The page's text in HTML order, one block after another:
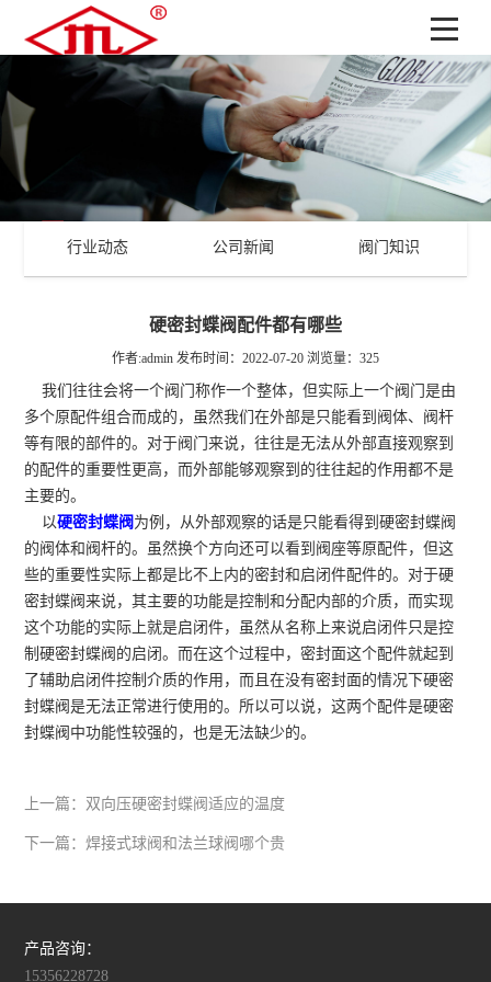
行业动态 公司新闻 阀门知识
硬密封蝶阀配件都有哪些
作者:admin 发布时间：2022-07-20 浏览量：325
我们往往会将一个阀门称作一个整体，但实际上一个阀门是由
多个原配件组合而成的，虽然我们在外部是只能看到阀体、阀杆
等有限的部件的。对于阀门来说，往往是无法从外部直接观察到
的配件的重要性更高，而外部能够观察到的往往起的作用都不是
主要的。
以硬密封蝶阀 为例，从外部观察的话是只能看得到硬密封蝶阀
的阀体和阀杆的。虽然换个方向还可以看到阀座等原配件，但这
些的重要性实际上都是比不上内的密封和启闭件配件的。对于硬
密封蝶阀来说，其主要的功能是控制和分配内部的介质，而实现
这个功能的实际上就是启闭件，虽然从名称上来说启闭件只是控
制硬密封蝶阀的启闭。而在这个过程中，密封面这个配件就起到
了辅助启闭件控制介质的作用，而且在没有密封面的情况下硬密
封蝶阀是无法正常进行使用的。所以可以说，这两个配件是硬密
封蝶阀中功能性较强的，也是无法缺少的。
上一篇： 双向压硬密封蝶阀适应的温度
下一篇：焊接式球阀和法兰球阀哪个贵
产品咨询：
15356228728